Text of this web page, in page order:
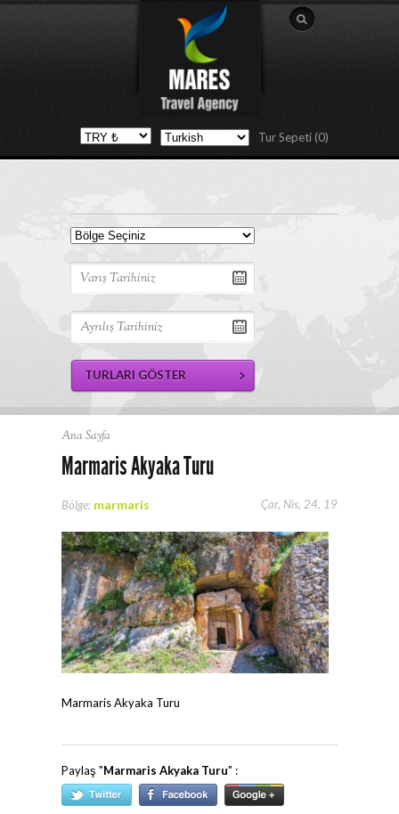
Tur Sepeti (0)
Ana Sayfa
Marmaris Akyaka Turu
Çar, Nis, 24, 19
Bölge: marmaris
Marmaris Akyaka Turu
Paylaş "Marmaris Akyaka Turu" :